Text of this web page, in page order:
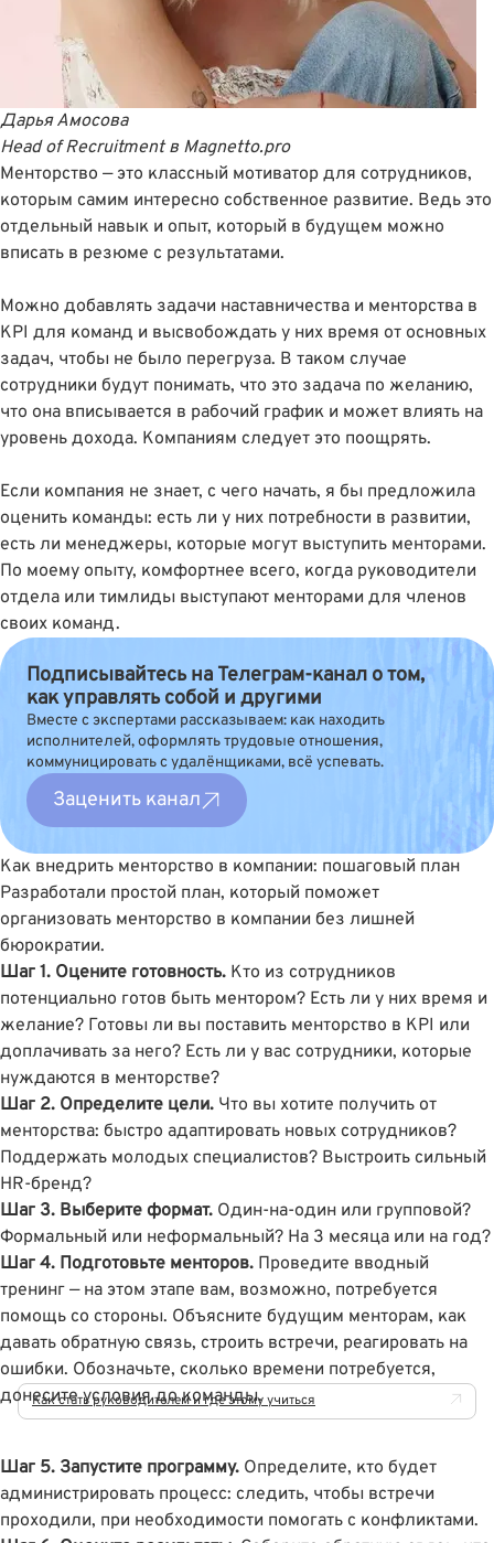
Дарья Амосова
Head of Recruitmentв Magnetto.pro
Менторство — это классный мотиватор для сотрудников,
которым самим интересно собственное развитие. Ведь это
отдельный навык и опыт, который в будущем можно
вписать в резюме с результатами.
Можно добавлять задачи наставничества и менторства в
KPI для команд и высвобождать у них время от основных
задач, чтобы не было перегруза. В таком случае
сотрудники будут понимать, что это задача по желанию,
что она вписывается в рабочий график и может влиять на
уровень дохода. Компаниям следует это поощрять.
Если компания не знает, с чего начать, я бы предложила
оценить команды: есть ли у них потребности в развитии,
есть ли менеджеры, которые могут выступить менторами.
По моему опыту, комфортнее всего, когда руководители
отдела или тимлиды выступают менторами для членов
своих команд.
Подписывайтесь на Телеграм-канал о том,
как управлять собой и другими
Вместе с экспертами рассказываем: как находить
исполнителей, оформлять трудовые отношения,
коммуницировать с удалёнщиками, всё успевать.
Заценить канал
Как внедрить менторство в компании: пошаговый план
Разработали простой план, который поможет
организовать менторство в компании без лишней
бюрократии.
Шаг 1. Оцените готовность. Кто из сотрудников
потенциально готов быть ментором? Есть ли у них время и
желание? Готовы ли вы поставить менторство в KPI или
доплачивать за него? Есть ли у вас сотрудники, которые
нуждаются в менторстве?
Шаг 2. Определите цели. Что вы хотите получить от
менторства: быстро адаптировать новых сотрудников?
Поддержать молодых специалистов? Выстроить сильный
HR-бренд?
Шаг 3. Выберите формат. Один-на-один или групповой?
Формальный или неформальный? На 3 месяца или на год?
Шаг 4. Подготовьте менторов. Проведите вводный
тренинг — на этом этапе вам, возможно, потребуется
помощь со стороны. Объясните будущим менторам, как
давать обратную связь, строить встречи, реагировать на
ошибки. Обозначьте, сколько времени потребуется,
донесите условия до команды.
Как стать руководителем и где этому учиться
Шаг 5. Запустите программу. Определите, кто будет
администрировать процесс: следить, чтобы встречи
проходили, при необходимости помогать с конфликтами.